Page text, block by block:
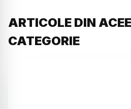
ARTICOLE DIN
CATEGORIE